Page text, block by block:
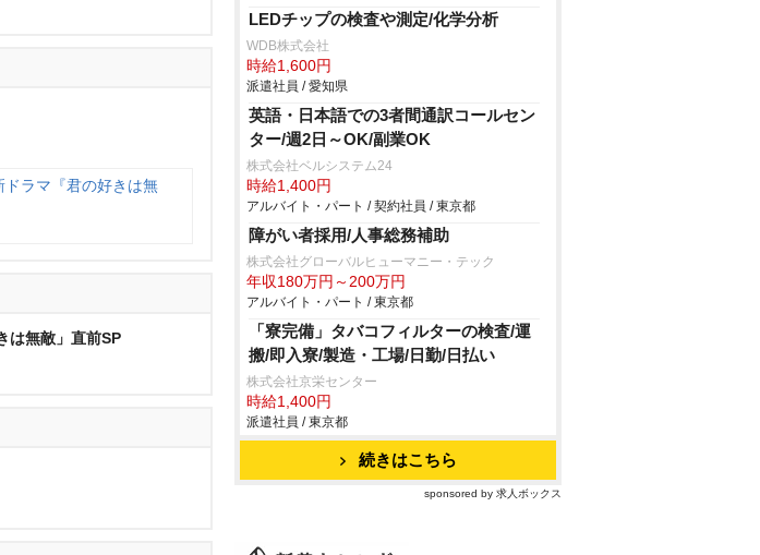
ラマ『君の好きは無
は無敵」直前SP
LEDチップの検査や測定/化学分析
WDB株式会社
時給1,600円
派遣社員 / 愛知県
英語・日本語での3者間通訳コールセン
ター/週2日～OK/副業OK
株式会社ベルシステム24
時給1,400円
アルバイト・パート / 契約社員 / 東京都
障がい者採用/人事総務補助
株式会社グローバルヒューマニー・テック
年収180万円～200万円
アルバイト・パート / 東京都
「寮完備」タバコフィルターの検査/運
搬/即入寮/製造・工場/日勤/日払い
株式会社京栄センター
時給1,400円
派遣社員 / 東京都
続きはこちら
sponsored by 求人ボックス